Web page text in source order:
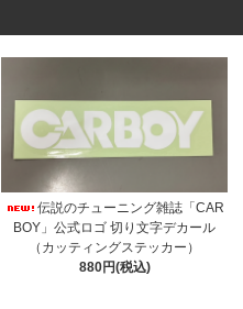
伝説のチューニング雑誌「CAR
BOY」公式ロゴ 切り文字デカール
（カッティングステッカー）
880円(税込)